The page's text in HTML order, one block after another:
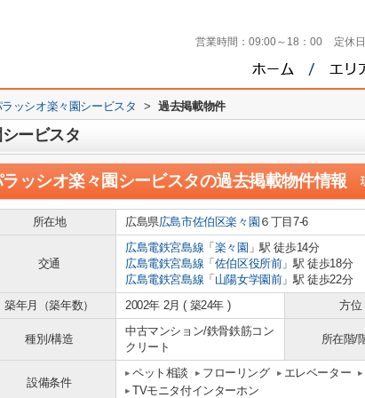
営業時間： 09:00～18：00 定休日
ラッシオ楽々園シービスタ > 過去掲載物件
ービスタ
ッシオ楽々園シービスタの過去掲載物件情報
所在地 広島県広島市佐伯区楽々園 ６丁目7-6
交通
広島電鉄宮島線 「 楽々園 」駅 徒歩14分
広島電鉄宮島線 「 佐伯区役所前」駅 徒歩18分
広島電鉄宮島線 「 山陽女学園前」駅 徒歩22分
築年月（築年数）
2002年 2月 ( 築24年 ) 方位
種別/構造
中古マンション/鉄骨鉄筋コン
クリート
所在階/
設備条件
ペット相談 フローリング エレベーター
TVモニタ付インターホン